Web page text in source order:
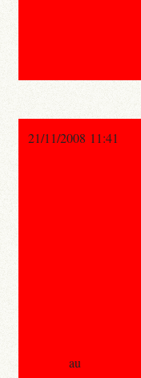
21/11/2008 11:41
au